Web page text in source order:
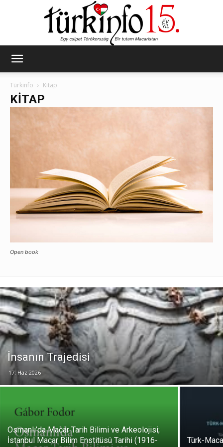
Türkinfo Kitap
KITAP
Open book
İnsanın Trajedisi
17. Haz 2026
Osmanlı’da Macar Tarih Bilimi ve Arkeolojisi;
İstanbul Macar Bilim Enstitüsü Tarihi (1916-
Türk-